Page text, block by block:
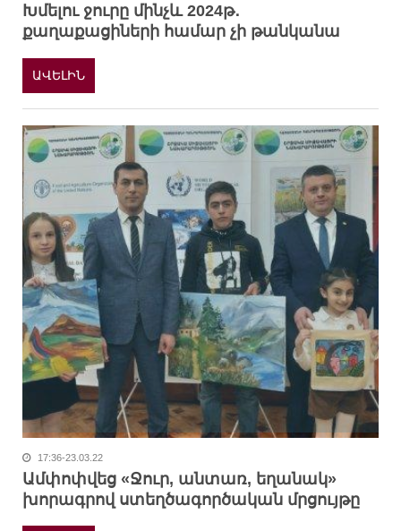
Խմելու ջուրը մինչև 2024թ․
քաղաքացիների համար չի թանկանա
ԱՎԵԼԻՆ
17:36-23.03.22
Ամփոփվեց «Ջուր, անտառ, եղանակ»
խորագրով ստեղծագործական մրցույթը